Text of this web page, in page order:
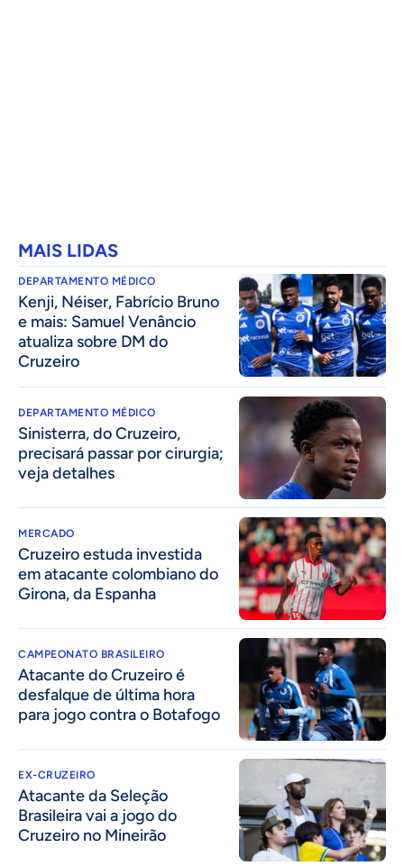
MAIS LIDAS
DEPARTAMENTO MÉDICO
Kenji, Néiser, Fabrício Bruno
e mais: Samuel Venâncio
atualiza sobre DM do
Cruzeiro
DEPARTAMENTO MÉDICO
Sinisterra, do Cruzeiro,
precisará passar por cirurgia;
veja detalhes
MERCADO
Cruzeiro estuda investida
em atacante colombiano do
Girona, da Espanha
CAMPEONATO BRASILEIRO
Atacante do Cruzeiro é
desfalque de última hora
para jogo contra o Botafogo
EX-CRUZEIRO
Atacante da Seleção
Brasileira vai a jogo do
Cruzeiro no Mineirão